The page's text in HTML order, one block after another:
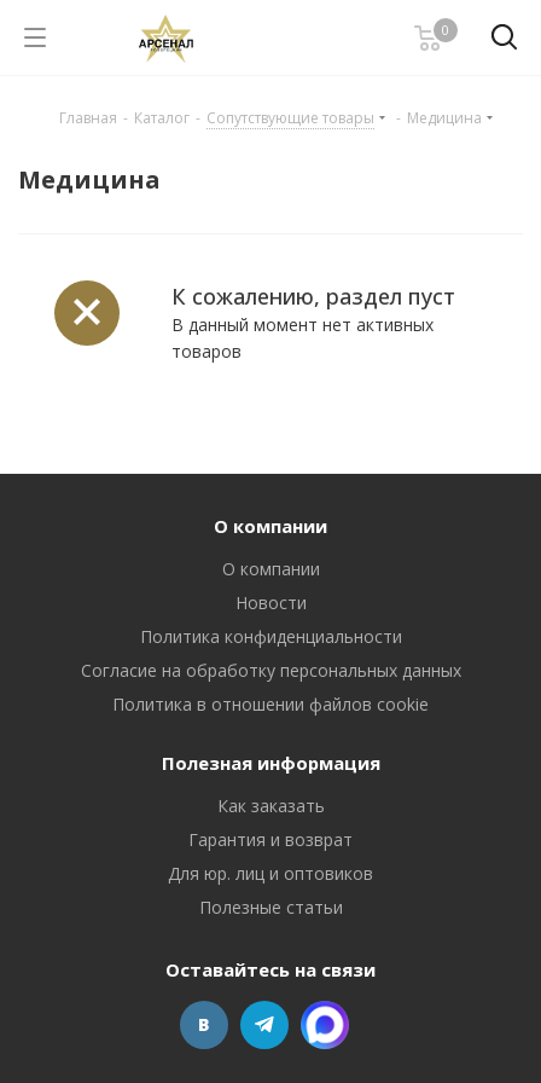
0
Главная - Каталог - Сопутствующие товары - Медицина
Медицина
К сожалению, раздел пуст
В данный момент нет активных
товаров
О компании
О компании
Новости
Политика конфиденциальности
Согласие на обработку персональных данных
Политика в отношении файлов cookie
Полезная информация
Как заказать
Гарантия и возврат
Для юр. лиц и оптовиков
Полезные статьи
Оставайтесь на связи